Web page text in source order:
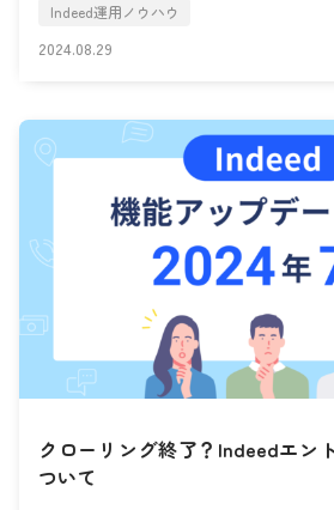
Indeed運用ノウハウ
2024.08.29
クローリング終了？Indeedエン
ついて